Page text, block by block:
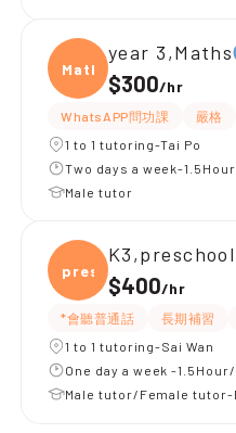
Maths
year 3,Maths
$300/hr
WhatsAPP問功課
嚴格
1 to 1 tutoring-Tai Po
Two days a week-
Male tutor
presc
$400/hr
*會聽普通話 長期補習
1 to 1 tutoring-Sai Wan
One day a week -
Male tutor/Female